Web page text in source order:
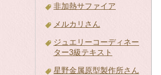
非加熱サファイア
メルカリさん
ジュエリーコーディネー
ター3級テキスト
星野金属原型製作所さん